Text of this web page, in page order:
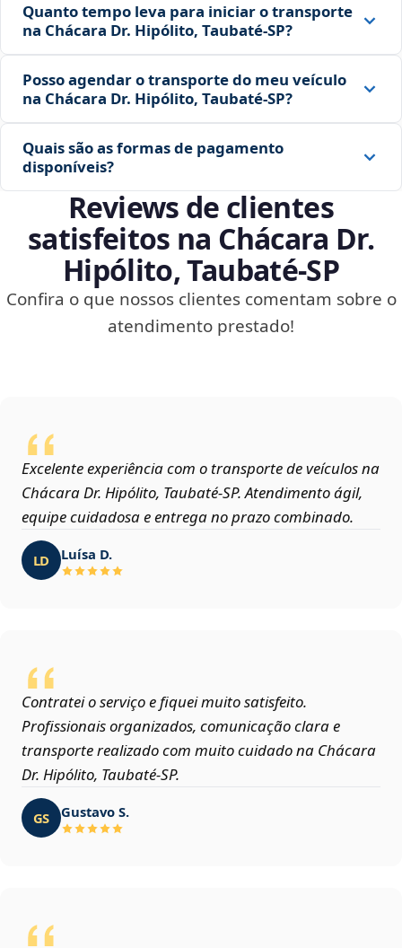
Quanto tempo leva para iniciar o transporte
na Chácara Dr. Hipólito, Taubaté‑SP?
Posso agendar o transporte do meu veículo
na Chácara Dr. Hipólito, Taubaté‑SP?
Quais são as formas de pagamento
disponíveis?
Reviews de clientes
satisfeitos na Chácara Dr.
Hipólito, Taubaté‑SP
Confira o que nossos clientes comentam sobre o
atendimento prestado!
Excelente experiência com o transporte de veículos na
Chácara Dr. Hipólito, Taubaté‑SP. Atendimento ágil,
equipe cuidadosa e entrega no prazo combinado.
LD Luísa D.
Contratei o serviço e fiquei muito satisfeito.
Profissionais organizados, comunicação clara e
transporte realizado com muito cuidado na Chácara
Dr. Hipólito, Taubaté‑SP.
GS Gustavo S.